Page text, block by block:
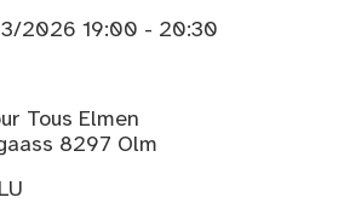
2026 19:00 - 20:30
Tous Elmen
8297 Olm